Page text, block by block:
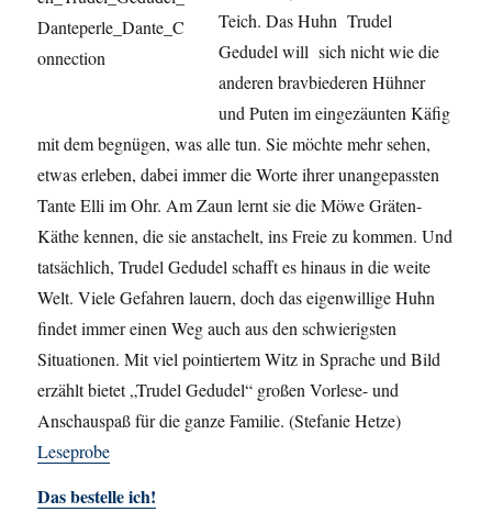
Teich. Das Huhn Trudel
Gedudel will sich nicht wie die
anderen bravbiederen Hühner
und Puten im eingezäunten Käfig
mit dem begnügen, was alle tun. Sie möchte mehr sehen,
etwas erleben, dabei immer die Worte ihrer unangepassten
Tante Elli im Ohr. Am Zaun lernt sie die Möwe Gräten-
Käthe kennen, die sie anstachelt, ins Freie zu kommen. Und
tatsächlich, Trudel Gedudel schafft es hinaus in die weite
Welt. Viele Gefahren lauern, doch das eigenwillige Huhn
findet immer einen Weg auch aus den schwierigsten
Situationen. Mit viel pointiertem Witz in Sprache und Bild
erzählt bietet „Trudel Gedudel“ großen Vorlese- und
Anschauspaß für die ganze Familie. (Stefanie Hetze)
Leseprobe
Das bestelle ich!